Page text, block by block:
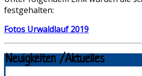
festgehalten:
Fotos Urwaldlauf 2019
Neuigkeiten /Aktuelles